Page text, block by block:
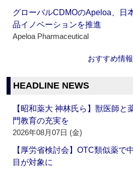
グローバルCDMOのApeloa、日
品イノベーションを推進
Apeloa Pharmaceutical
おすすめ情
HEADLINE NEWS
【昭和薬大 神林氏ら】獣医師と
門教育の充実を
2026年08月07日 (金)
【厚労省検討会】OTC類似薬で
目が対象に